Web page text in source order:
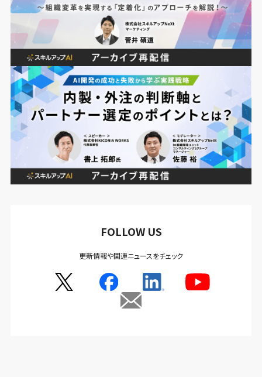
FOLLOW US
更新情報や関連ニュースをチェック